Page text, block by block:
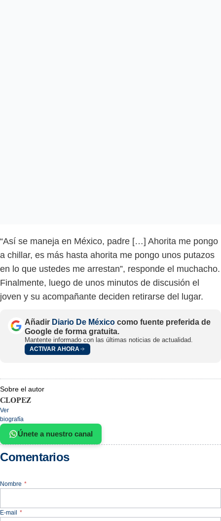
“Así se maneja en México, padre […] Ahorita me pongo
a chillar, es más hasta ahorita me pongo unos putazos
en lo que ustedes me arrestan”, responde el muchacho.
Finalmente, luego de unos minutos de discusión el
joven y su acompañante deciden retirarse del lugar.
Añadir Diario De México como fuente preferida de
Google de forma gratuita.
Mantente informado con las últimas noticias de actualidad.
ACTIVAR AHORA
Sobre el autor
CLOPEZ
Ver
biografía
Únete a nuestro canal
Comentarios
Nombre *
E-mail *